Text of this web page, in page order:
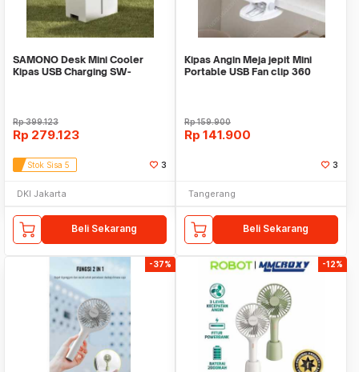
SAMONO Desk Mini Cooler
Kipas USB Charging SW-
Rp399.123
Rp 279.123
Stok Sisa 5 3
DKI Jakarta
Beli Sekarang
Kipas Angin Meja jepit Mini
Portable USB Fan clip 360
Rp159.900
Rp 141.900
3
Tangerang
Beli Sekarang
-37% -12%